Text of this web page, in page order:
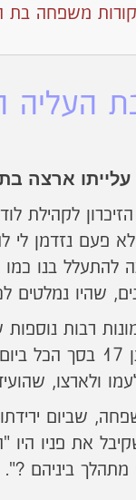
משפחה בת
ארצה
פעם נזדמן לי
להתעלל בנו
שהיו נמלטים
רבות נוספות
וצנום ביותר (אם גם יפה
ולארצו,
שביום
יהודה שקיבל
מתהלך ביניהם ?".